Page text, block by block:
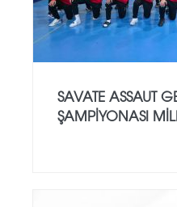
SAVATE ASSAUT
ŞAMPİYONASI